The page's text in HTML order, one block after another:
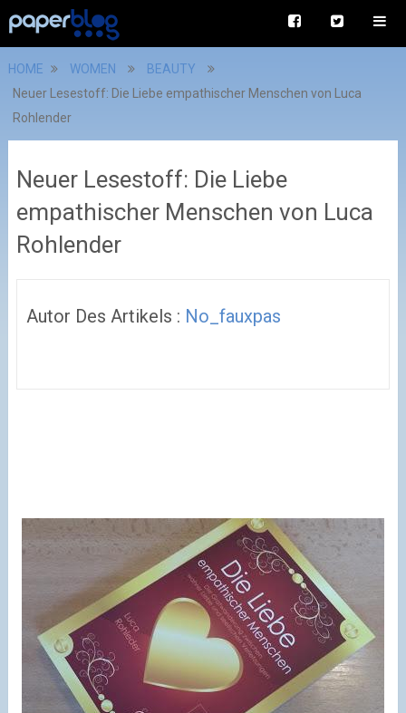
HOME WOMEN
BEAUTY
Neuer Lesestoff: Die Liebe empathischer Menschen von Luca
Rohlender
Neuer Lesestoff: Die Liebe
empathischer Menschen von Luca
Rohlender
Autor Des Artikels : No_fauxpas